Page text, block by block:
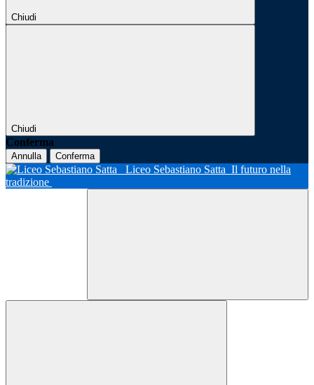
Chiudi
Chiudi
Conferma
Annulla Conferma
Liceo Sebastiano Satta Il futuro nella
tradizione